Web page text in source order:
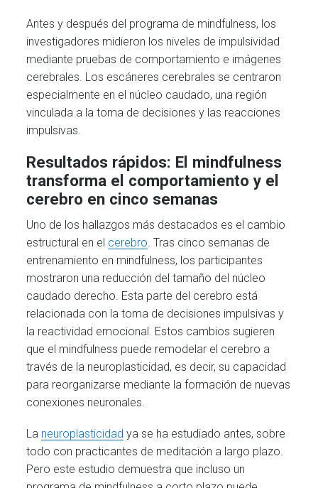
Antes y después del programa de mindfulness, los
investigadores midieron los niveles de impulsividad
mediante pruebas de comportamiento e imágenes
cerebrales. Los escáneres cerebrales se centraron
especialmente en el núcleo caudado, una región
vinculada a la toma de decisiones y las reacciones
impulsivas.
Resultados rápidos: El mindfulness
transforma el comportamiento y el
cerebro en cinco semanas
Uno de los hallazgos más destacados es el cambio
estructural en el cerebro. Tras cinco semanas de
entrenamiento en mindfulness, los participantes
mostraron una reducción del tamaño del núcleo
caudado derecho. Esta parte del cerebro está
relacionada con la toma de decisiones impulsivas y
la reactividad emocional. Estos cambios sugieren
que el mindfulness puede remodelar el cerebro a
través de la neuroplasticidad, es decir, su capacidad
para reorganizarse mediante la formación de nuevas
conexiones neuronales.
La neuroplasticidad ya se ha estudiado antes, sobre
todo con practicantes de meditación a largo plazo.
Pero este estudio demuestra que incluso un